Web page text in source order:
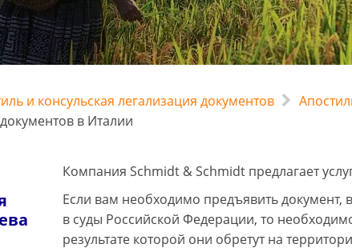
и консульская легализация документов
в Италии
Компания Schmidt & Schmidt предлагает
Если вам необходимо предъявить
в суды Российской Федерации, то
результате которой они обретут на